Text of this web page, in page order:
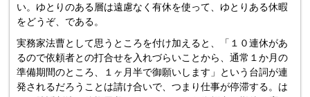
い。ゆとりのある層は遠慮なく有休を使って、ゆとりある休暇
をどうぞ、である。
実務家法曹として思うところを付け加えると、「１０連休があ
るので依頼者との打合せを入れづらいことから、通常１か月の
準備期間のところ、１ヶ月半で御願いします」という台詞が連
発されるだろうことは請け合いで、つまり仕事が停滞する。は